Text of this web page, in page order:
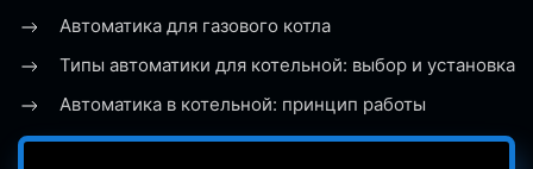
Автоматика для газового котла
Типы автоматики для котельной: выбор и установка
Автоматика в котельной: принцип работы